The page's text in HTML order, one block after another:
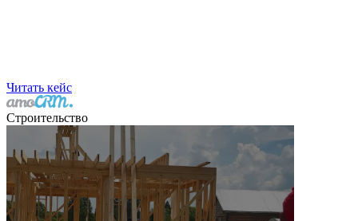
Читать кейс
Строительство